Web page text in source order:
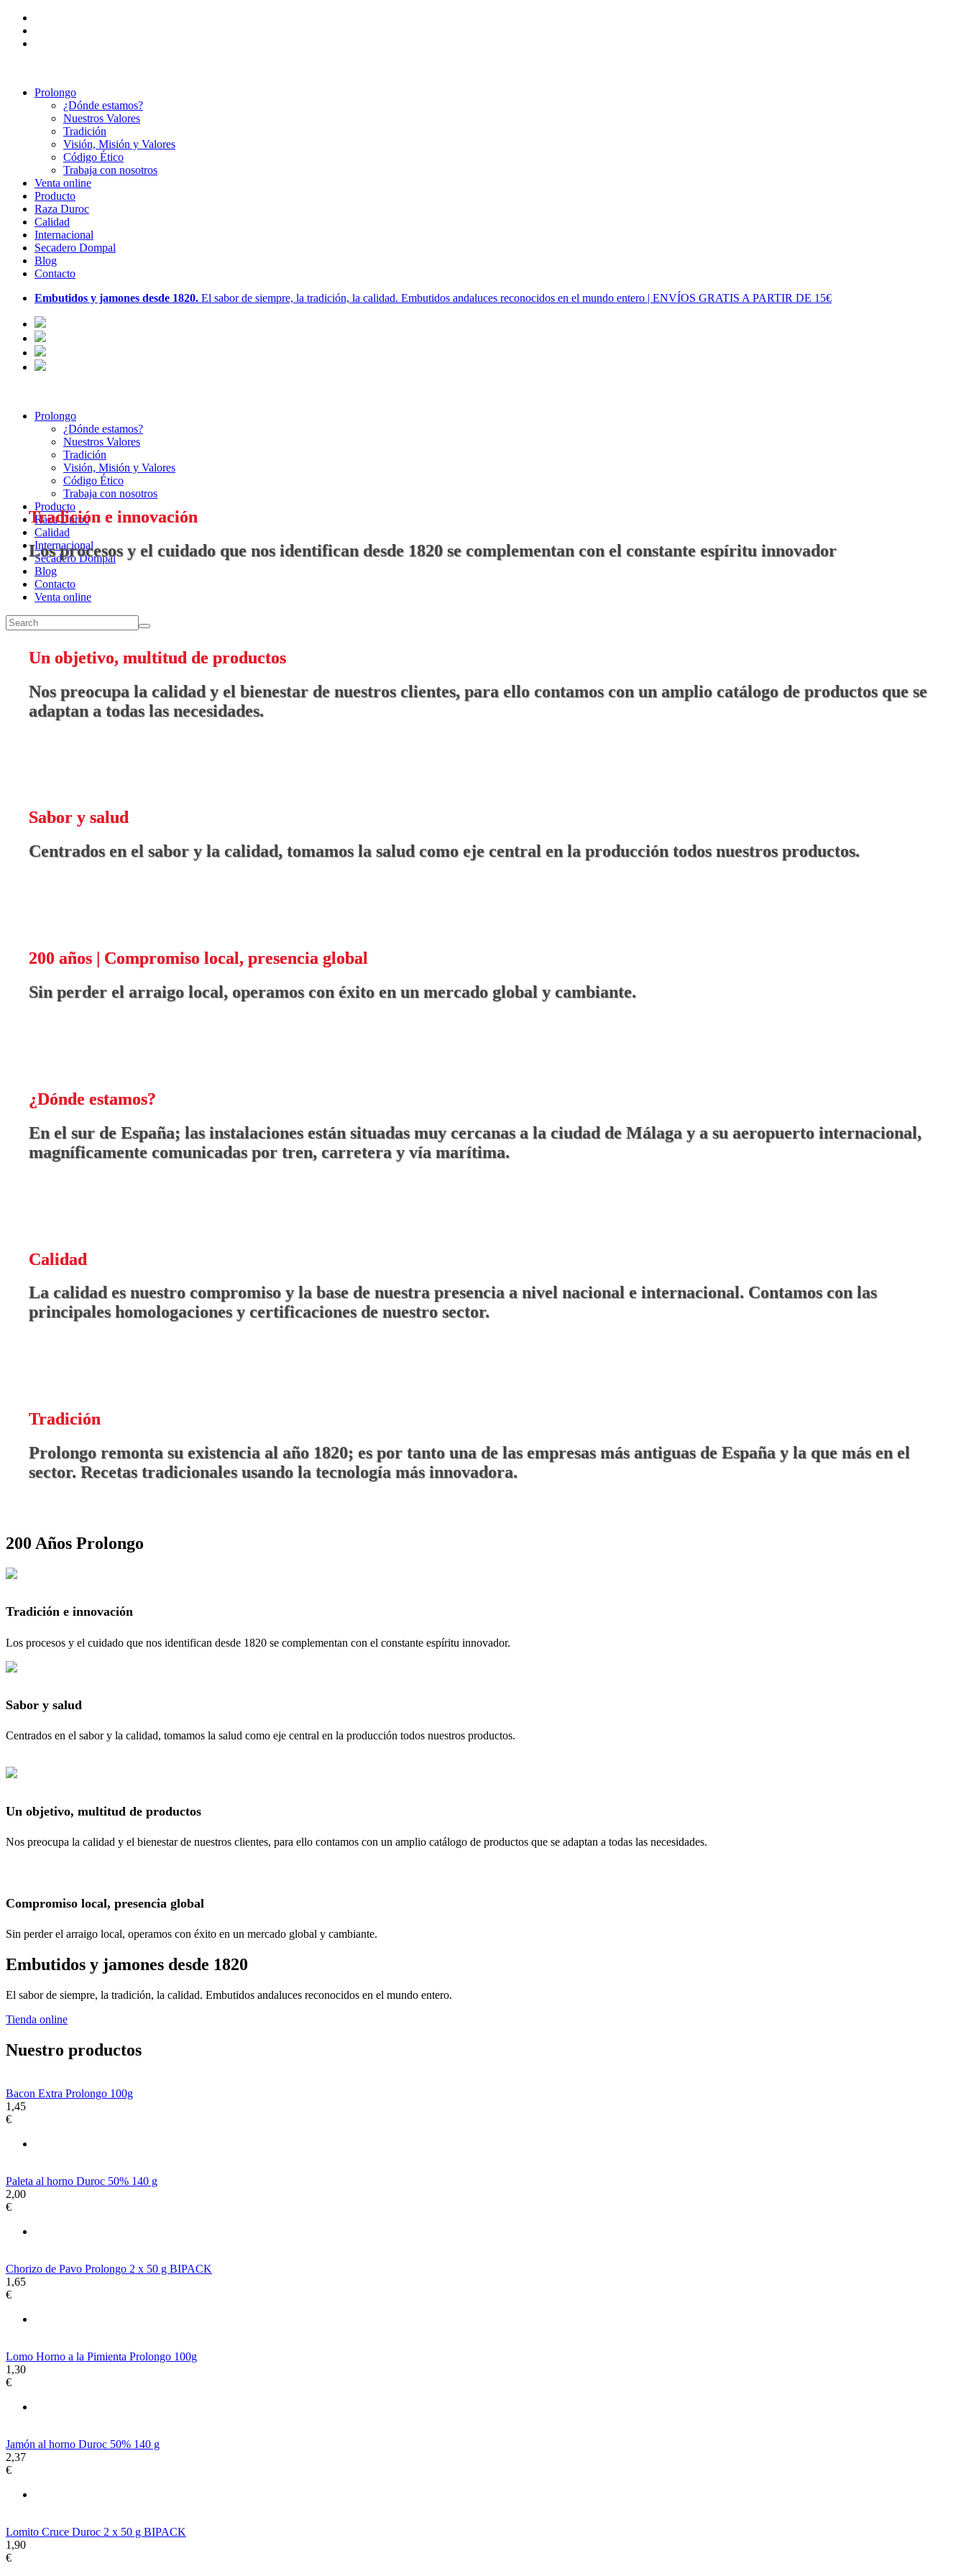
Prolongo
¿Dónde estamos?
Nuestros Valores
Tradición
Visión, Misión y Valores
Código Ético
Trabaja con nosotros
Venta online
Producto
Raza Duroc
Calidad
Internacional
Secadero Dompal
Blog
Contacto
Embutidos y jamones desde 1820. El sabor de siempre, la tradición, la calidad. Embutidos andaluces reconocidos en el mundo entero | ENVÍOS GRATIS A PARTIR DE 15€
Prolongo
¿Dónde estamos?
Nuestros Valores
Tradición
Visión, Misión y Valores
Código Ético
Trabaja con nosotros
Producto
Raza Duroc
Calidad
Internacional
Secadero Dompal
Blog
Contacto
Venta online
Tradición e innovación
Los procesos y el cuidado que nos identifican desde 1820 se complementan con el constante espíritu innovador
Un objetivo, multitud de productos
Nos preocupa la calidad y el bienestar de nuestros clientes, para ello contamos con un amplio catálogo de productos que se
adaptan a todas las necesidades.
Sabor y salud
Centrados en el sabor y la calidad, tomamos la salud como eje central en la producción todos nuestros productos.
200 años | Compromiso local, presencia global
Sin perder el arraigo local, operamos con éxito en un mercado global y cambiante.
¿Dónde estamos?
En el sur de España; las instalaciones están situadas muy cercanas a la ciudad de Málaga y a su aeropuerto internacional,
magníficamente comunicadas por tren, carretera y vía marítima.
Calidad
La calidad es nuestro compromiso y la base de nuestra presencia a nivel nacional e internacional. Contamos con las
principales homologaciones y certificaciones de nuestro sector.
Tradición
Prolongo remonta su existencia al año 1820; es por tanto una de las empresas más antiguas de España y la que más en el
sector. Recetas tradicionales usando la tecnología más innovadora.
200 Años Prolongo
Tradición e innovación
Los procesos y el cuidado que nos identifican desde 1820 se complementan con el constante espíritu innovador.
Sabor y salud
Centrados en el sabor y la calidad, tomamos la salud como eje central en la producción todos nuestros productos.
Un objetivo, multitud de productos
Nos preocupa la calidad y el bienestar de nuestros clientes, para ello contamos con un amplio catálogo de productos que se adaptan a todas las necesidades.
Compromiso local, presencia global
Sin perder el arraigo local, operamos con éxito en un mercado global y cambiante.
Embutidos y jamones desde 1820
El sabor de siempre, la tradición, la calidad. Embutidos andaluces reconocidos en el mundo entero.
Tienda online
Nuestro productos
Bacon Extra Prolongo 100g
1,45
€
Paleta al horno Duroc 50% 140 g
2,00
€
Chorizo de Pavo Prolongo 2 x 50 g BIPACK
1,65
€
Lomo Horno a la Pimienta Prolongo 100g
1,30
€
Jamón al horno Duroc 50% 140 g
2,37
€
Lomito Cruce Duroc 2 x 50 g BIPACK
1,90
€